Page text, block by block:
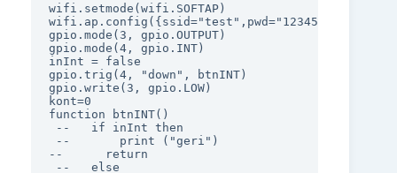
wifi.setmode(wifi.SOFTAP)
wifi.ap.config({ssid="test",pwd="12345678"})
gpio.mode(3, gpio.OUTPUT)
gpio.mode(4, gpio.INT)
inInt = false
gpio.trig(4, "down", btnINT)
gpio.write(3, gpio.LOW)
kont=0
function btnINT()
--   if inInt then                   -- don't
--       print ("geri")
--		return
--   else